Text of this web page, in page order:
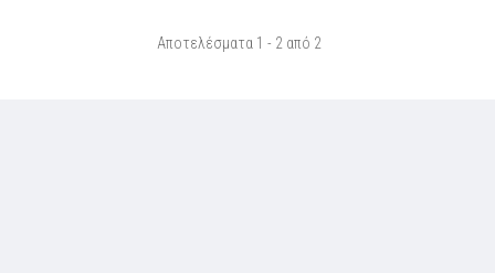
Αποτελέσματα 1 - 2 από 2